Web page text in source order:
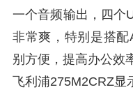
一个音频输出，四个
非常爽，特别是搭
别方便，提高办公效
飞利浦275M2CRZ显